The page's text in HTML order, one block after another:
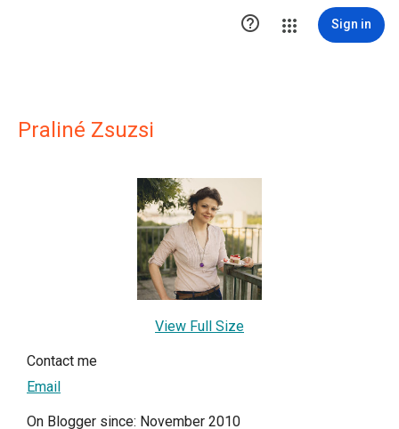
 Sign in
Praliné Zsuzsi
View Full Size
Contact me
Email
On Blogger since: November 2010